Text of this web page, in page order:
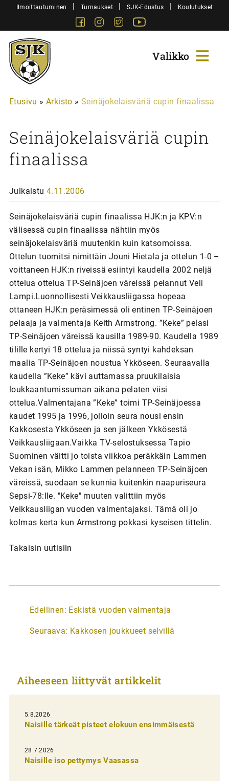
SiirryIlmoittautuminen | Turnaukset | SJK-Edustus | Koulutukset
FacebookInstagram
Twitter
Sjk-
Juniorit
Etusivu » Arkisto » Seinäjokelaisväriä cupin finaalissa
Seinäjokelaisväriä cupin
finaalissa
Julkaistu 4.11.2006
Seinäjokelaisväriä cupin finaalissa HJK:n ja KPV:n
välisessä cupin finaalissa nähtiin myös
seinäjokelaisväriä muutenkin kuin katsomoissa.
Ottelun tuomitsi nimittäin Jouni Hietala ja ottelun 1-0 –
voittaneen HJK:n riveissä esiintyi kaudella 2002 neljä
ottelua ottelua TP-Seinäjoen väreissä pelannut Veli
Lampi.Luonnollisesti Veikkausliigassa hopeaa
ottaneen HJK:n peräsimessä oli entinen TP-Seinäjoen
pelaaja ja valmentaja Keith Armstrong. ”Keke” pelasi
TP-Seinäjoen väreissä kausilla 1989-90. Kaudella 1989
tilille kertyi 18 ottelua ja niissä syntyi kahdeksan
maalia TP-Seinäjoen noustua Ykköseen. Seuraavalla
kaudella ”Keke” kävi auttamassa pruukilaisia
loukkaantumissuman aikana pelaten viisi
ottelua.Valmentajana ”Keke” toimi TP-Seinäjoessa
kaudet 1995 ja 1996, jolloin seura nousi ensin
Kakkosesta Ykköseen ja sen jälkeen Ykkösestä
Veikkausliigaan.Vaikka TV-selostuksessa Tapio
Suominen väitti jo toista viikkoa peräkkäin Lammen
Vekan isän, Mikko Lammen pelanneen TP-Seinäjoen
väreissä, suodaan se kunnia kuitenkin naapuriseura
Sepsi-78:lle. "Keke" muuten valittiin myös
Veikkausliigan vuoden valmentajaksi. Tämä oli jo
kolmas kerta kun Armstrong pokkasi kyseisen tittelin.
Takaisin uutisiin
A
t
k
e
l
i
e
n
Edellinen: Eskistä vuoden valmentaja
Seuraava: Kakkosen joukkueet selvillä
Aiheeseen liittyvät artikkelit
5.8.2026
Naisille tärkeät pisteet elokuun ensimmäisestä
28.7.2026
Naisille iso pettymys Vaasassa